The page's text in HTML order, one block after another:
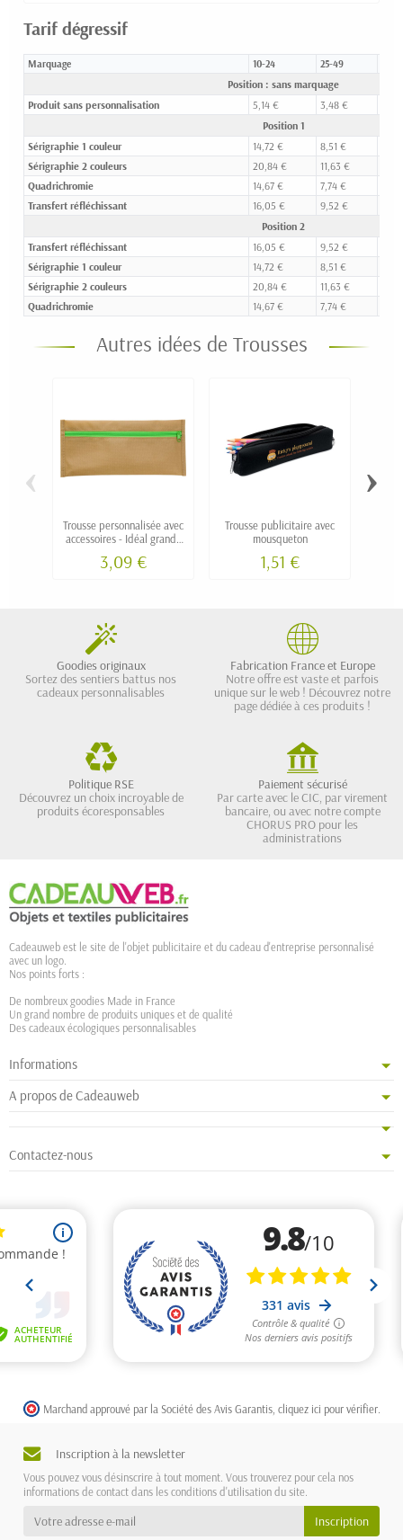
Tarif dégressif
Marquage 10-24 25-49
Position : sans marquage
Produit sans personnalisation
5,14 € 3,48 €
Position 1
Sérigraphie 1 couleur
14,72 € 8,51 €
Sérigraphie 2 couleurs
20,84 € 11,63 €
Quadrichromie
14,67 € 7,74 €
Transfert réfléchissant
16,05 € 9,52 €
Position 2
Transfert réfléchissant
16,05 € 9,52 €
Sérigraphie 1 couleur
14,72 € 8,51 €
Sérigraphie 2 couleurs
20,84 € 11,63 €
Quadrichromie
14,67 € 7,74 €
Autres idées de Trousses
Trousse personnalisée avec
accessoires - Idéal grande
3,09 €
Trousse publicitaire avec
mousqueton
1,51 €
‹ ›
Goodies originaux
Sortez des sentiers battus nos
cadeaux personnalisables
Fabrication France et Europe
Notre offre est vaste et parfois
unique sur le web ! Découvrez notre
page dédiée à ces produits !
Politique RSE
Découvrez un choix incroyable de
produits écoresponsables
Paiement sécurisé
Par carte avec le CIC, par virement
bancaire, ou avec notre compte
CHORUS PRO pour les
administrations
Cadeauweb est le site de l'objet publicitaire et du cadeau d'entreprise personnalisé
avec un logo.
Nos points forts :
De nombreux goodies Made in France
Un grand nombre de produits uniques et de qualité
Des cadeaux écologiques personnalisables
Informations
A propos de Cadeauweb
Contactez-nous
Marchand approuvé par la Société des Avis Garantis, cliquez ici pour vérifier
Inscription à la newsletter
Vous pouvez vous désinscrire à tout moment. Vous trouverez pour cela nos
informations de contact dans les conditions d'utilisation du site.